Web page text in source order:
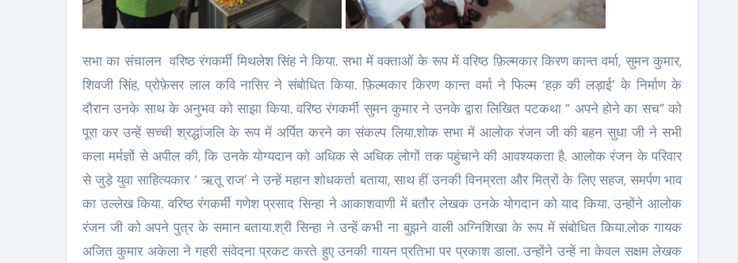
सभा का संचालन वरिष्ठ रंगकर्मी मिथलेश सिंह ने किया. सभा में वक्ताओं के रूप में वरिष्ठ फ़िल्मकार किरण कान्त वर्मा, सुमन कुमार,
शिवजी सिंह, प्रोफ़ेसर लाल कवि नासिर ने संबोधित किया. फ़िल्मकार किरण कान्त वर्मा ने फिल्म ‘हक़ की लड़ाई’ के निर्माण के
दौरान उनके साथ के अनुभव को साझा किया. वरिष्ठ रंगकर्मी सुमन कुमार ने उनके द्वारा लिखित पटकथा ” अपने होने का सच” को
पूरा कर उन्हें सच्ची श्रद्धांजलि के रूप में अर्पित करने का संकल्प लिया.शोक सभा में आलोक रंजन जी की बहन सुधा जी ने सभी
कला मर्मज्ञों से अपील की, कि उनके योग्यदान को अधिक से अधिक लोगों तक पहुंचाने की आवश्यकता है. आलोक रंजन के परिवार
से जुड़े युवा साहित्यकार ‘ ऋतू राज’ ने उन्हें महान शोधकर्ता बताया, साथ हीं उनकी विनम्रता और मित्रों के लिए सहज, समर्पण भाव
का उल्लेख किया. वरिष्ठ रंगकर्मी गणेश प्रसाद सिन्हा ने आकाशवाणी में बतौर लेखक उनके योगदान को याद किया. उन्होंने आलोक
रंजन जी को अपने पुत्र के समान बताया.श्री सिन्हा ने उन्हें कभी ना बुझने वाली अग्निशिखा के रूप में संबोधित किया.लोक गायक
अजित कुमार अकेला ने गहरी संवेदना प्रकट करते हुए उनकी गायन प्रतिभा पर प्रकाश डाला. उन्होंने उन्हें ना केवल सक्षम लेखक